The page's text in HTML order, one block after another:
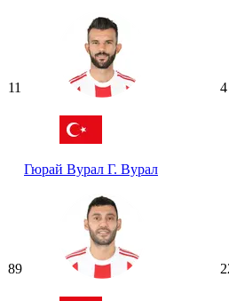
11
Гюрай Вурал Г. Вурал
4
89